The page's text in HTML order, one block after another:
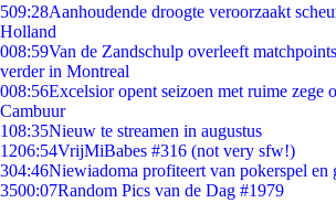
509:28Aanhoudende droogte veroorzaakt
Holland
008:59Van de Zandschulp overleeft
verder in Montreal
008:56Excelsior opent seizoen met ruime zege
Cambuur
108:35Nieuw te streamen in augustus
1206:54VrijMiBabes #316 (not very sfw!)
304:46Niewiadoma profiteert van pokerspel en
3500:07Random Pics van de Dag #1979